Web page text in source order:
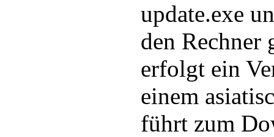
update.exe
den Rechner
erfolgt ein
einem
führt zum